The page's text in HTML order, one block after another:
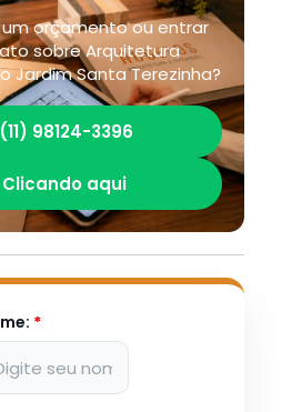
orçamento ou entrar
sobre Arquitetura
Jardim Santa Terezinha?
98124-3396
Clicando aqui
*